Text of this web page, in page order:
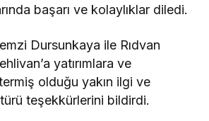
başarı ve kolaylıklar diledi.
Dursunkaya ile Rıdvan
yatırımlara ve
olduğu yakın ilgi ve
teşekkürlerini bildirdi.